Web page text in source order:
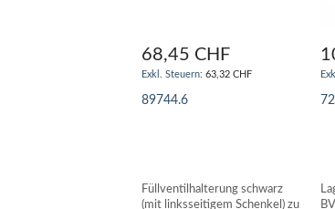
68,45 CHF
63,32 CHF
89744.6
Füllventilhalterung schwarz
(mit linksseitigem Schenkel) zu